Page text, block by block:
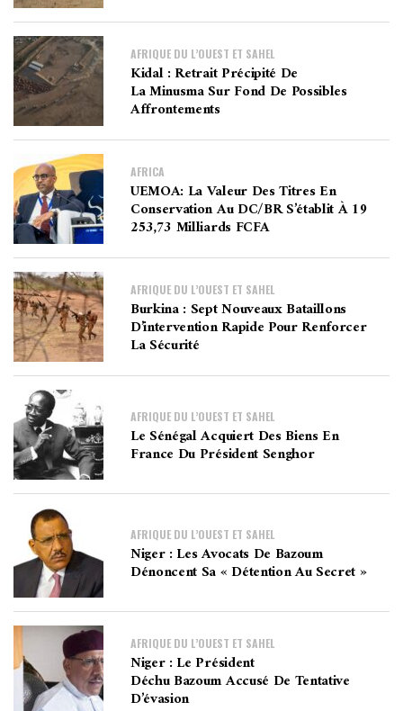
AFRIQUE DU L’OUEST ET SAHEL
Kidal : Retrait Précipité De
La Minusma Sur Fond De Possibles
Affrontements
AFRICA
UEMOA: La Valeur Des Titres En
Conservation Au DC/BR S’établit À 19
253,73 Milliards FCFA
AFRIQUE DU L’OUEST ET SAHEL
Burkina : Sept Nouveaux Bataillons
D’intervention Rapide Pour Renforcer
La Sécurité
AFRIQUE DU L’OUEST ET SAHEL
Le Sénégal Acquiert Des Biens En
France Du Président Senghor
AFRIQUE DU L’OUEST ET SAHEL
Niger : Les Avocats De Bazoum
Dénoncent Sa « Détention Au Secret »
AFRIQUE DU L’OUEST ET SAHEL
Niger : Le Président
Déchu Bazoum Accusé De Tentative
D’évasion